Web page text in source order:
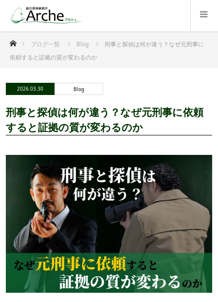
ホームブログ一覧 Blog
刑事と探偵は何が違う？なぜ元刑事に
依頼すると証拠の質が変わるのか
2026.03.30 Blog
刑事と探偵は何が違う？なぜ元刑事に依頼
すると証拠の質が変わるのか